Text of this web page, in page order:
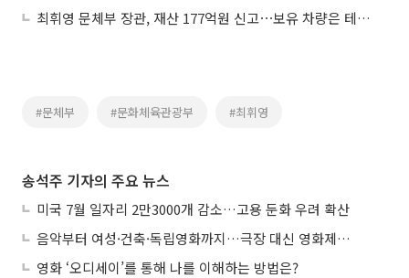
최휘영 문체부 장관, 재산 177억원 신고⋯보유 차량은 테슬라 등 3대
#문체부 #문화체육관광부 #최휘영
송석주 기자의 주요 뉴스
미국 7월 일자리 2만3000개 감소…고용 둔화 우려 확산
음악부터 여성·건축·독립영화까지…극장 대신 영화제로 즐기는 스크린 여행
영화 ‘오디세이’를 통해 나를 이해하는 방법은?